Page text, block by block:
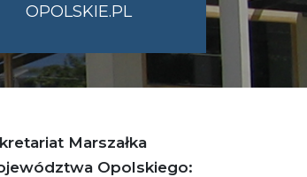
OPOLSKIE.PL
Marszałka
Opolskiego: